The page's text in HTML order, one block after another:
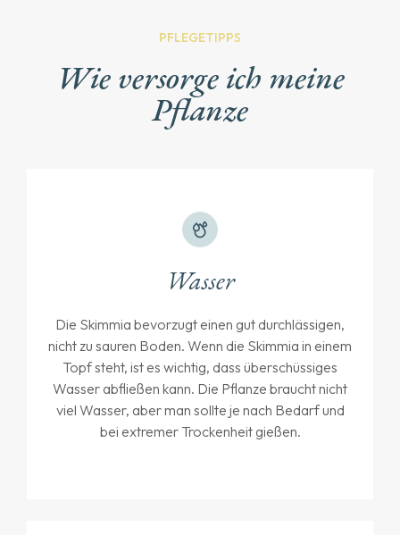
PFLEGETIPPS
Wie versorge ich meine
Pflanze
Wasser
Die Skimmia bevorzugt einen gut durchlässigen,
nicht zu sauren Boden. Wenn die Skimmia in einem
Topf steht, ist es wichtig, dass überschüssiges
Wasser abfließen kann. Die Pflanze braucht nicht
viel Wasser, aber man sollte je nach Bedarf und
bei extremer Trockenheit gießen.